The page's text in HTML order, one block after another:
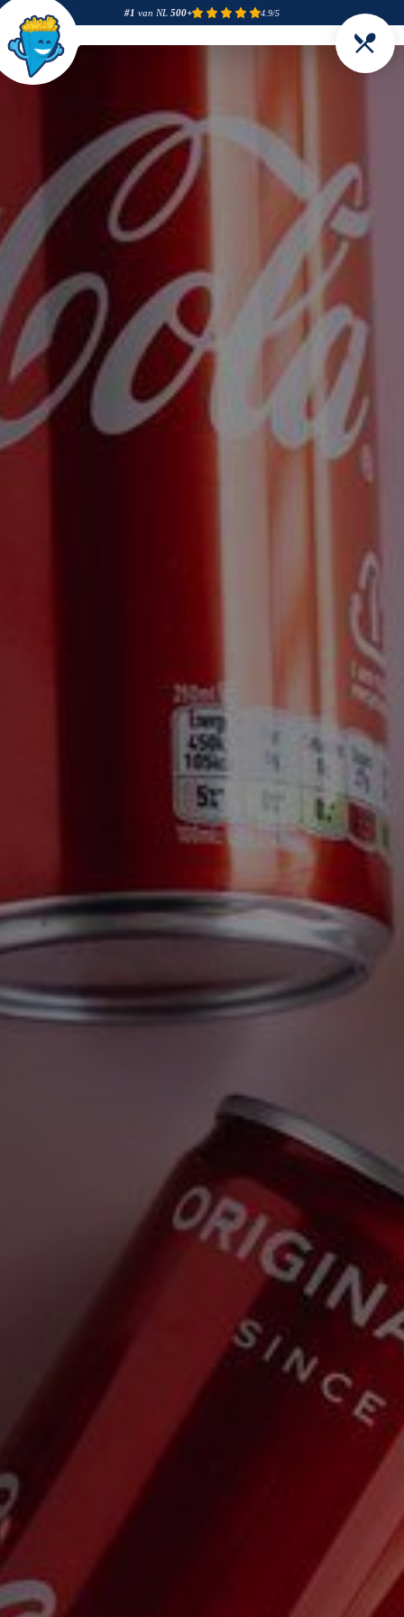
#1 van NL 500+ 4.9/5